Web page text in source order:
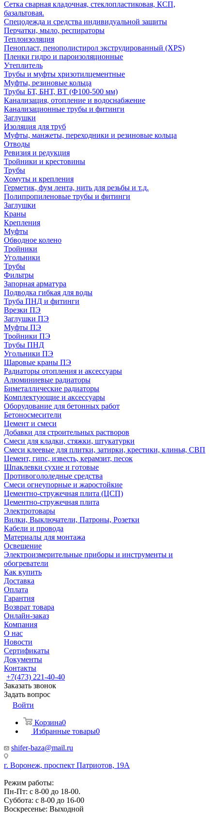
Сетка сварная кладочная, стеклопластиковая, КСП,
базальтовая.
Спецодежда и средства индивидуальной защиты
Перчатки, мыло, респираторы
Теплоизоляция
Пенопласт, пенополистирол экструдированный (XPS)
Пленки гидро и пароизоляционные
Утеплитель
Трубы и муфты хризотилцементные
Муфты, резиновые кольца
Трубы БТ, БНТ, ВТ (Ф100-500 мм)
Канализация, отопление и водоснабжение
Канализационные трубы и фитинги
Заглушки
Изоляция для труб
Муфты, манжеты, переходники и резиновые кольца
Отводы
Ревизия и редукция
Тройники и крестовины
Трубы
Хомуты и крепления
Герметик, фум лента, нить для резьбы и т.д.
Полипропиленовые трубы и фитинги
Заглушки
Краны
Крепления
Муфты
Обводное колено
Тройники
Угольники
Трубы
Фильтры
Запорная арматура
Подводка гибкая для воды
Труба ПНД и фитинги
Врезки ПЭ
Заглушки ПЭ
Муфты ПЭ
Тройники ПЭ
Трубы ПНД
Угольники ПЭ
Шаровые краны ПЭ
Радиаторы отопления и аксессуары
Алюминиевые радиаторы
Биметаллические радиаторы
Комплектующие и аксессуары
Оборудование для бетонных работ
Бетоносмесители
Цемент и смеси
Добавки для строительных растворов
Смеси для кладки, стяжки, штукатурки
Смеси клеевые для плитки, затирки, крестики, клинья, СВП
Цемент, гипс, известь, керамзит, песок
Шпаклевки сухие и готовые
Противогололедные средства
Смеси огнеупорные и жаростойкие
Цементно-стружечная плита (ЦСП)
Цементно-стружечная плита
Электротовары
Вилки, Выключатели, Патроны, Розетки
Кабели и провода
Материалы для монтажа
Освещение
Электроизмерительные приборы и инструменты и
обогреватели
Как купить
Доставка
Оплата
Гарантия
Возврат товара
Онлайн-заказ
Компания
О нас
Новости
Сертификаты
Документы
Контакты
+7(473) 221-40-40
Заказать звонок
Задать вопрос
Войти
Корзина0
Избранные товары0
shifer-baza@mail.ru
г. Воронеж, проспект Патриотов, 19А
Режим работы:
Пн-Пт: с 8-00 до 18-00.
Суббота: с 8-00 до 16-00
Воскресенье: Выходной